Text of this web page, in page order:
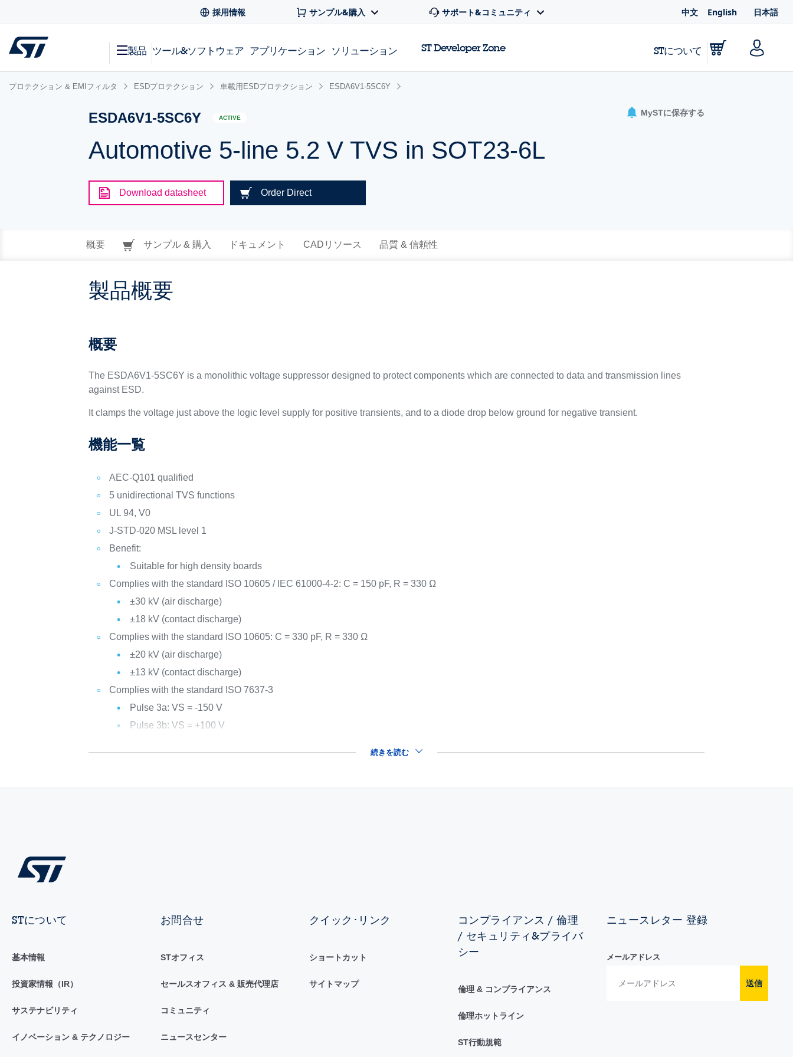
採用情報 サンプル&購入 サポート&コミュニティ 中文 English 日本語
製品 ツール&ソフトウェア アプリケーション ソリューション ST Developer Zone STについて
プロテクション & EMIフィルタ ESDプロテクション 車載用ESDプロテクション ESDA6V1-5SC6Y
ESDA6V1-5SC6Y ACTIVE
Automotive 5-line 5.2 V TVS in SOT23-6L
MySTに保存する
Download datasheet Order Direct
概要 サンプル & 購入 ドキュメント CADリソース 品質 & 信頼性
製品概要
概要
The ESDA6V1-5SC6Y is a monolithic voltage suppressor designed to protect components which are connected to data and transmission lines
against ESD.
It clamps the voltage just above the logic level supply for positive transients, and to a diode drop below ground for negative transient.
機能一覧
AEC-Q101 qualified
5 unidirectional TVS functions
UL 94, V0
J-STD-020 MSL level 1
Benefit:
Suitable for high density boards
Complies with the standard ISO 10605 / IEC 61000-4-2: C = 150 pF, R = 330 Ω
±30 kV (air discharge)
±18 kV (contact discharge)
Complies with the standard ISO 10605: C = 330 pF, R = 330 Ω
±20 kV (air discharge)
±13 kV (contact discharge)
Complies with the standard ISO 7637-3
Pulse 3a: VS = -150 V
Pulse 3b: VS = +100 V
続きを読む
STについて
基本情報
投資家情報（IR）
サステナビリティ
イノベーション & テクノロジー
お問合せ
STオフィス
セールスオフィス & 販売代理店
コミュニティ
ニュースセンター
クイック･リンク
ショートカット
サイトマップ
コンプライアンス / 倫理
/ セキュリティ&プライバ
シー
倫理 & コンプライアンス
倫理ホットライン
ST行動規範
ニュースレター 登録
メールアドレス
送信